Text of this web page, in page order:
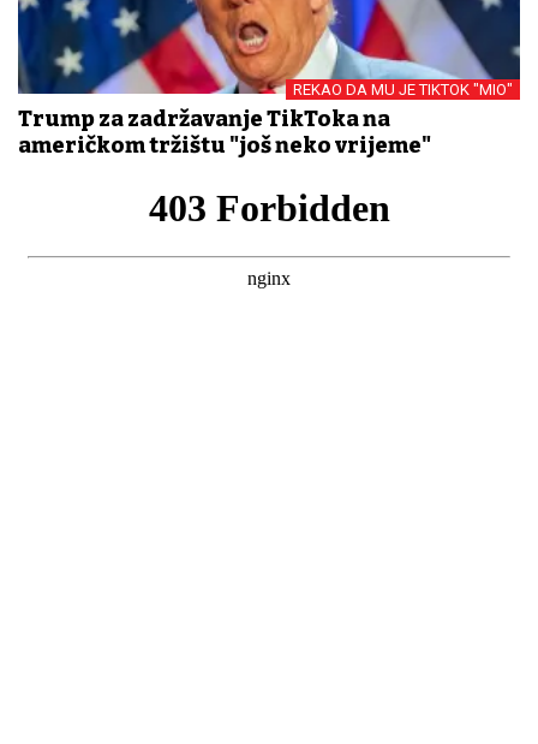
REKAO DA MU JE TIKTOK "MIO"
Trump za zadržavanje TikToka na
američkom tržištu "još neko vrijeme"